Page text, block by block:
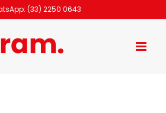
(33) 2250 0643